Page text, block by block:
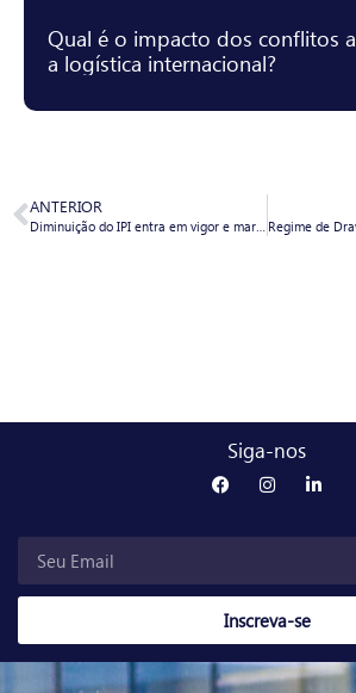
Qual é o impacto dos conflitos
a logística internacional?
ANTERIOR
Siga-nos
Inscreva-se